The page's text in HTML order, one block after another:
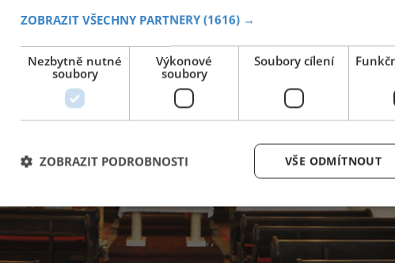
ZOBRAZIT VŠECHNY PARTNERY (1616) →
Nezbytně nutné
soubory
Výkonové
soubory
Soubory cílení
VŠE ODMÍTNOUT
ZOBRAZIT PODROBNOSTI